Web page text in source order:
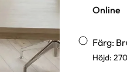
Online
Färg:
Höjd: